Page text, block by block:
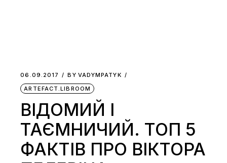
06.09.2017 BY VADYMPATYK
ARTEFACT.LIBROOM
ВІДОМИЙ І
ТАЄМНИЧИЙ. ТОП 5
ФАКТІВ ПРО ВІКТОРА